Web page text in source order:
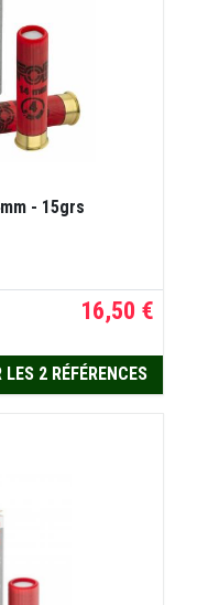
- 15grs
16,50 €
2 RÉFÉRENCES